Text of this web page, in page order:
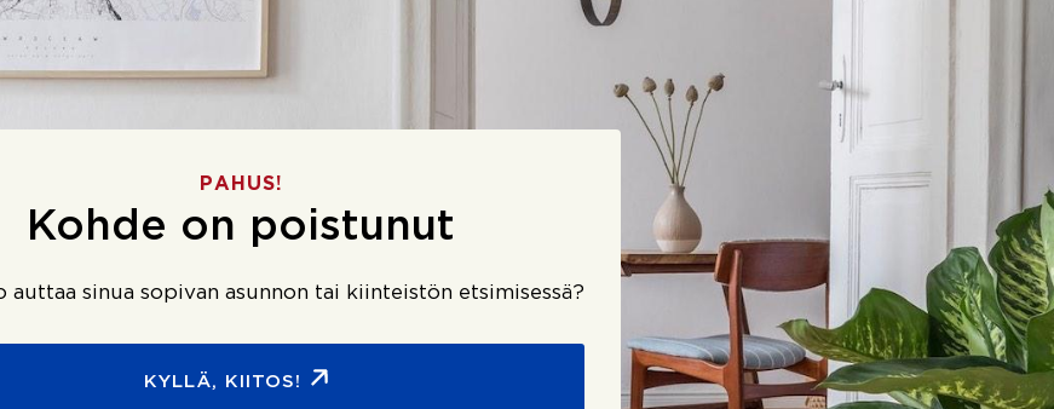
PAHUS!
Kohde on poistunut
auttaa sinua sopivan asunnon tai kiinteistön etsimisessä?
KYLLÄ, KIITOS!